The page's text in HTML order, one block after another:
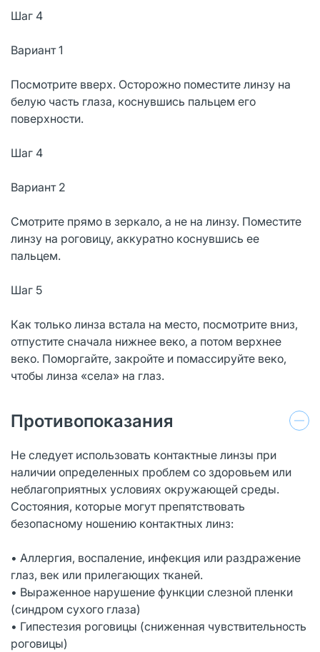
Шаг 4
Вариант 1
Посмотрите вверх. Осторожно поместите линзу на
белую часть глаза, коснувшись пальцем его
поверхности.
Шаг 4
Вариант 2
Смотрите прямо в зеркало, а не на линзу. Поместите
линзу на роговицу, аккуратно коснувшись ее
пальцем.
Шаг 5
Как только линза встала на место, посмотрите вниз,
отпустите сначала нижнее веко, а потом верхнее
веко. Поморгайте, закройте и помассируйте веко,
чтобы линза «села» на глаз.
Противопоказания
Не следует использовать контактные линзы при
наличии определенных проблем со здоровьем или
неблагоприятных условиях окружающей среды.
Состояния, которые могут препятствовать
безопасному ношению контактных линз:
• Аллергия, воспаление, инфекция или раздражение
глаз, век или прилегающих тканей.
• Выраженное нарушение функции слезной пленки
(синдром сухого глаза)
• Гипестезия роговицы (сниженная чувствительность
роговицы)